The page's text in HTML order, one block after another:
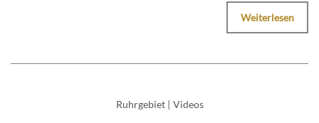
Weiterlesen
Ruhrgebiet | Videos